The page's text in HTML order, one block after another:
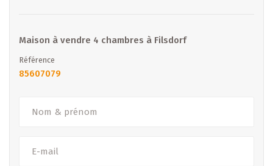
Tél. : +352 26 81 13 99
Découvrez nos offres : www.b-immobilier.lu
(Les images, surfaces et prix peuvent être soumis à
Maison à vendre 4 chambres à Filsdorf
Référence
85607079